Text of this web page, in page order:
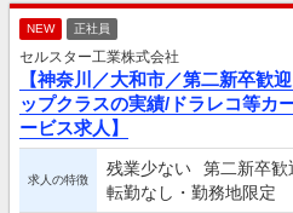
NEW 正社員
セルスター工業株式会社
【神奈川／大和市／第二新卒歓
ップクラスの実績/ドラレコ等カ
ービス求人】
求人の特徴
残業少ない 第二新卒歓
転勤なし・勤務地限定